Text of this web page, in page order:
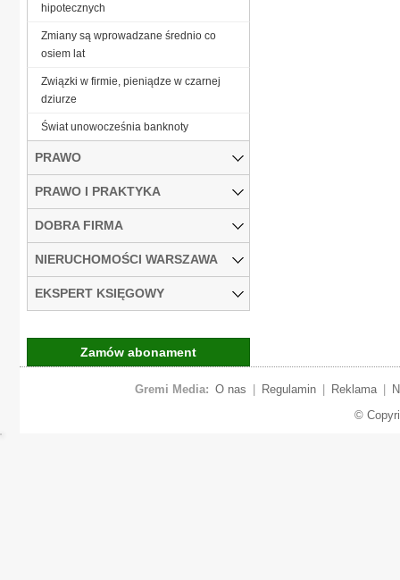
hipotecznych
Zmiany są wprowadzane średnio co
osiem lat
Związki w firmie, pieniądze w czarnej
dziurze
Świat unowocześnia banknoty
PRAWO
PRAWO I PRAKTYKA
DOBRA FIRMA
NIERUCHOMOŚCI WARSZAWA
EKSPERT KSIĘGOWY
Zamów abonament
Gremi Media: O nas Regulamin Reklama
©